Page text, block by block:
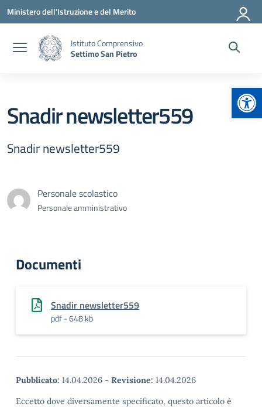
Vai ai contenuti
Vai al menu di navigazione
Vai al footer
Ministero dell'Istruzione e del Merito
Istituto Comprensivo
Settimo San Pietro
Snadir newsletter559
Snadir newsletter559
Personale scolastico
Personale amministrativo
Documenti
Snadir newsletter559
pdf - 648 kb
Pubblicato: 14.04.2026 - Revisione: 14.04.2026
Eccetto dove diversamente specificato, questo articolo è